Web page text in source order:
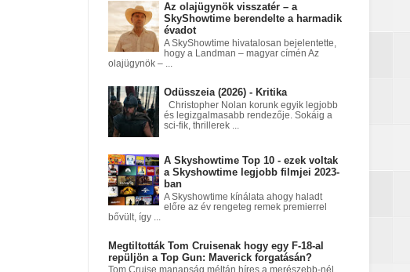
című sorozatban
folytatódna tovább?
Az olajügynök visszatér – a
SkyShowtime berendelte a harmadik
évadot
A SkyShowtime hivatalosan bejelentette,
hogy a Landman – magyar címén Az
olajügynök – ...
Odüsszeia (2026) - Kritika
Christopher Nolan korunk egyik legjobb
és legizgalmasabb rendezője. Sokáig a
sci-fik, thrillerek ...
A Skyshowtime Top 10 - ezek voltak
a Skyshowtime legjobb filmjei 2023-
ban
A Skyshowtime kínálata ahogy haladt
előre az év rengeteg remek premierrel
bővült, így ...
Megtiltották Tom Cruisenak hogy egy F-18-al
repüljön a Top Gun: Maverick forgatásán?
Tom Cruise manapság méltán híres a merészebb-nél